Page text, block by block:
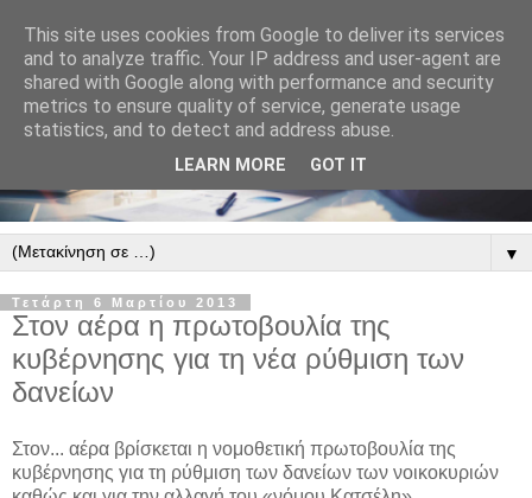
▼
Τετάρτη 6 Μαρτίου 2013
Στον αέρα η πρωτοβουλία της
κυβέρνησης για τη νέα ρύθμιση των
δανείων
Στον... αέρα βρίσκεται η νομοθετική πρωτοβουλία της
κυβέρνησης για τη ρύθμιση των δανείων των νοικοκυριών
This site uses cookies from Google to deliver its services
and to analyze traffic. Your IP address and user-agent are
shared with Google along with performance and security
metrics to ensure quality of service, generate usage
statistics, and to detect and address abuse.
LEARN MORE GOT IT